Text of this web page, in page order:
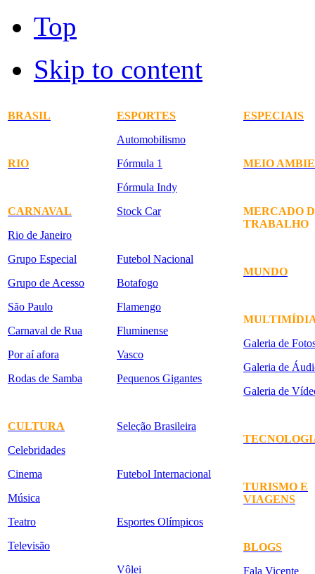
Top
Skip to content
BRASIL
RIO
CARNAVAL
Rio de Janeiro
Grupo Especial
Grupo de Acesso
São Paulo
Carnaval de Rua
Por aí afora
Rodas de Samba
CULTURA
Celebridades
Cinema
Música
Teatro
Televisão
ESPORTES
Automobilismo
Fórmula 1
Fórmula Indy
Stock Car
Futebol Nacional
Botafogo
Flamengo
Fluminense
Vasco
Pequenos Gigantes
Seleção Brasileira
Futebol Internacional
Esportes Olímpicos
Vôlei
ESPECIAIS
MEIO
MERCADO
TRABALHO
MUNDO
Galeria de
Galeria de
Galeria de
TURISMO E
VIAGENS
BLOGS
Fala Vicente